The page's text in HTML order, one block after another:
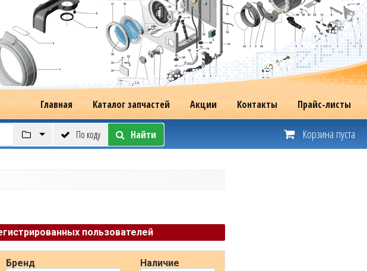
Главная Каталог запчастей Акции Контакты Прайс-листы
По коду Найти Корзина пуста
пользователей
Бренд Наличие